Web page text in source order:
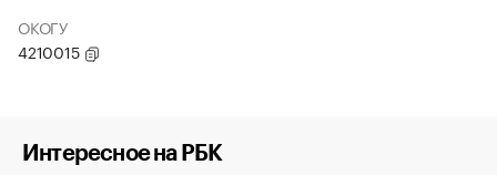
ОКОГУ
4210015
Интересное на РБК